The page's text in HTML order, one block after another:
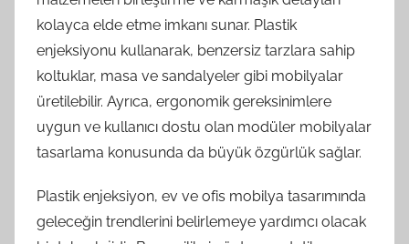
kolayca elde etme imkanı sunar. Plastik
enjeksiyonu kullanarak, benzersiz tarzlara sahip
koltuklar, masa ve sandalyeler gibi mobilyalar
üretilebilir. Ayrıca, ergonomik gereksinimlere
uygun ve kullanıcı dostu olan modüler mobilyalar
tasarlama konusunda da büyük özgürlük sağlar.
Plastik enjeksiyon, ev ve ofis mobilya tasarımında
geleceğin trendlerini belirlemeye yardımcı olacak